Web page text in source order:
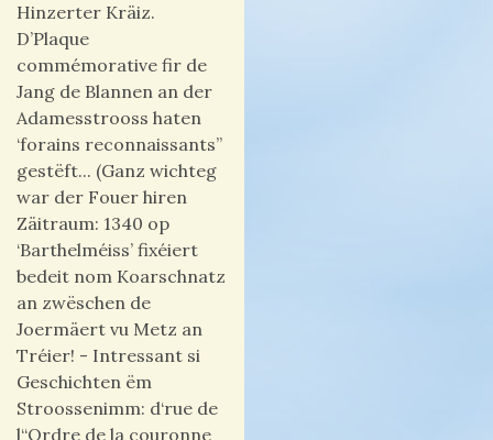
Hinzerter Kräiz.
D’Plaque
commémorative fir de
Jang de Blannen an der
Adamesstrooss haten
‘forains reconnaissants”
gestëft... (Ganz wichteg
war der Fouer hiren
Zäitraum: 1340 op
‘Barthelméiss’ fixéiert
bedeit nom Koarschnatz
an zwëschen de
Joermäert vu Metz an
Tréier! - Intressant si
Geschichten ëm
Stroossenimm: d‘rue de
l‘‘Ordre de la couronne